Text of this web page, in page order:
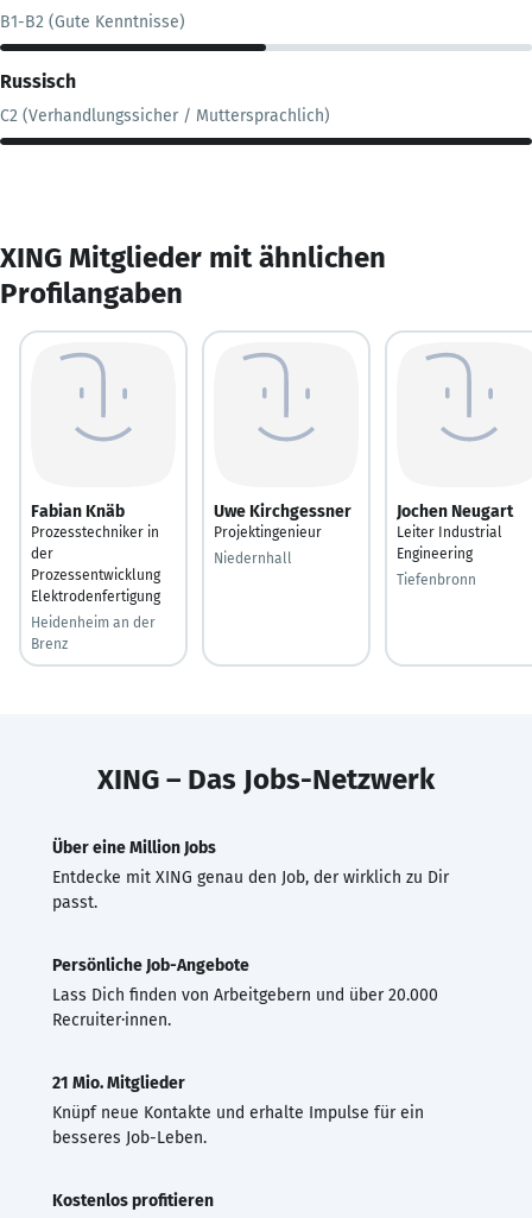
B1-B2 (Gute Kenntnisse)
Russisch
C2 (Verhandlungssicher / Muttersprachlich)
XING Mitglieder mit ähnlichen
Profilangaben
Fabian Knäb
Prozesstechniker in
der
Prozessentwicklung
Elektrodenfertigung
Heidenheim an der
Brenz
Uwe Kirchgessner
Projektingenieur
Niedernhall
Jochen Neugart
Leiter Industrial
Engineering
Tiefenbronn
XING – Das Jobs-Netzwerk
Über eine Million Jobs
Entdecke mit XING genau den Job, der wirklich zu Dir
passt.
Persönliche Job-Angebote
Lass Dich finden von Arbeitgebern und über 20.000
Recruiter·innen.
21 Mio. Mitglieder
Knüpf neue Kontakte und erhalte Impulse für ein
besseres Job-Leben.
Kostenlos profitieren